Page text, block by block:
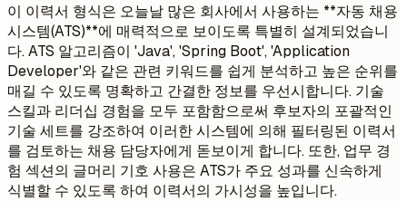
이 이력서 형식은 오늘날 많은 회사에서 사용하는 **자동 채용
시스템(ATS)**에 매력적으로 보이도록 특별히 설계되었습니
다. ATS 알고리즘이 'Java', 'Spring Boot', 'Application
Developer'와 같은 관련 키워드를 쉽게 분석하고 높은 순위를
매길 수 있도록 명확하고 간결한 정보를 우선시합니다. 기술
스킬과 리더십 경험을 모두 포함함으로써 후보자의 포괄적인
기술 세트를 강조하여 이러한 시스템에 의해 필터링된 이력서
를 검토하는 채용 담당자에게 돋보이게 합니다. 또한, 업무 경
험 섹션의 글머리 기호 사용은 ATS가 주요 성과를 신속하게
식별할 수 있도록 하여 이력서의 가시성을 높입니다.